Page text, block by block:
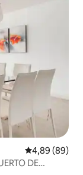
Gemiddelde
4,89 (89)
DE